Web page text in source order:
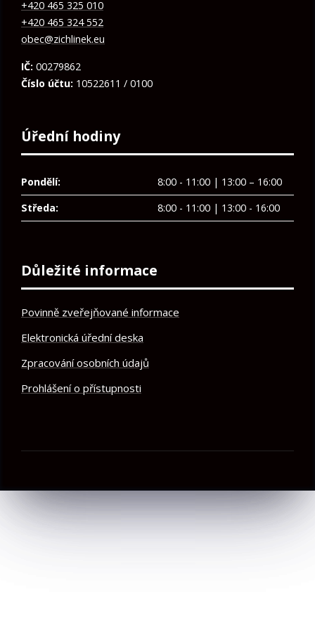
+420 465 325 010
+420 465 324 552
obec@zichlinek.eu
IČ: 00279862
Číslo účtu: 10522611 / 0100
Úřední hodiny
Pondělí:
8:00 - 11:00 | 13:00 – 16:00
Středa:
8:00 - 11:00 | 13:00 - 16:00
Důležité informace
Povinně zveřejňované informace
Elektronická úřední deska
Zpracování osobních údajů
Prohlášení o přístupnosti